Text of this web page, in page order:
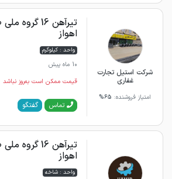
شرکت استیل تجارت
غفاری
امتیاز فروشنده: 65%
تیرآهن 16
اهواز
واحد : کیلوگرم
10 ماه پیش
قیمت ممکن است به‌روز نباشد
تماس گفتگو
تیرآهن 16
اهواز
واحد : شاخه